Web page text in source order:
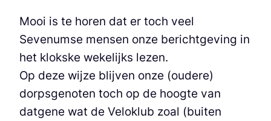
Mooi is te horen dat er toch veel
Sevenumse mensen onze berichtgeving in
het klokske wekelijks lezen.
Op deze wijze blijven onze (oudere)
dorpsgenoten toch op de hoogte van
datgene wat de Veloklub zoal (buiten